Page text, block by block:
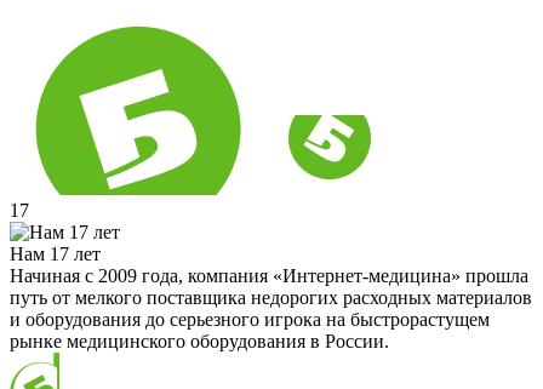
17
Нам 17 лет
Начиная с 2009 года, компания «Интернет-медицина» прошла
путь от мелкого поставщика недорогих расходных материалов
и оборудования до серьезного игрока на быстрорастущем
рынке медицинского оборудования в России.